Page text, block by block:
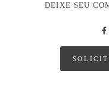
DEIXE SEU